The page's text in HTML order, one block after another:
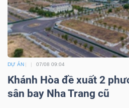
DỰ ÁN 07/08 09:04
Khánh Hòa đề xuất 2
sân bay Nha Trang cũ
viết
của
tác
giả
(-)
Báo